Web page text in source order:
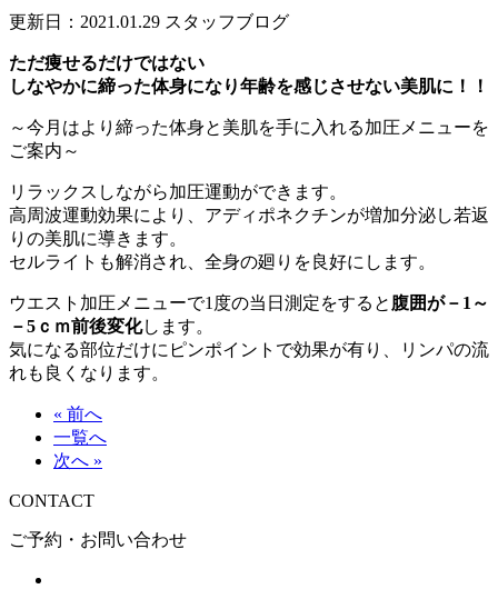
更新日：2021.01.29 スタッフブログ
ただ痩せるだけではない
しなやかに締った体身になり年齢を感じさせない美肌に！！
～今月はより締った体身と美肌を手に入れる加圧メニューを
ご案内～
リラックスしながら加圧運動ができます。
高周波運動効果により、アディポネクチンが増加分泌し若返
りの美肌に導きます。
セルライトも解消され、全身の廻りを良好にします。
ウエスト加圧メニューで1度の当日測定をすると 腹囲が－1～
－5ｃｍ前後変化します。
気になる部位だけにピンポイントで効果が有り、リンパの流
れも良くなります。
« 前へ
一覧へ
次へ »
CONTACT
ご予約・お問い合わせ